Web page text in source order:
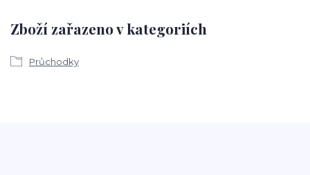
Zboží zařazeno v kategoriích
Průchodky